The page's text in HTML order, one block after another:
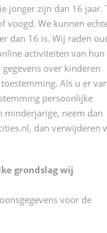
jonger zijn dan 16 jaar.
voogd. We kunnen
dan 16 is. Wij raden
activiteiten van hun
over kinderen
Als u er
persoonlijke
minderjarige, neem dan
dan verwijderen
grondslag wij
voor de